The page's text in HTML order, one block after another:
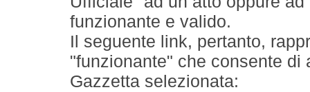
funzionante e valido.
Il seguente link, pertanto,
"funzionante" che consente
Gazzetta selezionata: